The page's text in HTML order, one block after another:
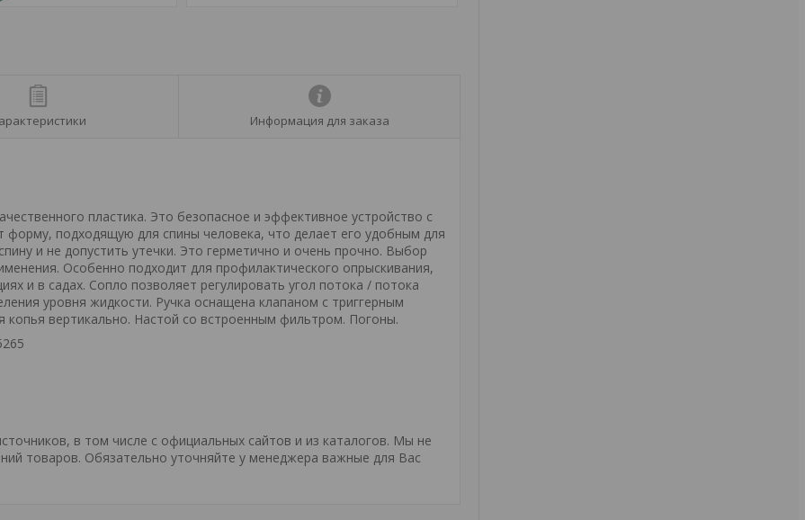
Информация для заказа
пластика. Это безопасное и эффективное устройство с
подходящую для спины человека, что делает его удобным для
и не допустить утечки. Это герметично и очень прочно. Выбор
Особенно подходит для профилактического опрыскивания,
и в садах. Сопло позволяет регулировать угол потока / потока
уровня жидкости. Ручка оснащена клапаном с триггерным
вертикально. Настой со встроенным фильтром. Погоны.
в том числе с официальных сайтов и из каталогов. Мы не
товаров. Обязательно уточняйте у менеджера важные для Вас